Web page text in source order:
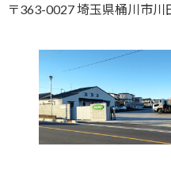
〒363-0027 埼玉県桶川市川